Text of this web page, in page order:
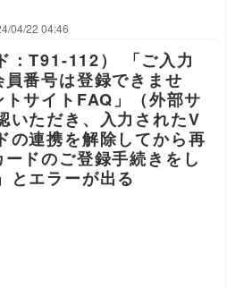
04/22 04:46
：T91-112） 「ご入力
番号は登録できませ
サイトFAQ」（外部サ
いただき、入力されたV
の連携を解除してから再
ドのご登録手続きをし
とエラーが出る